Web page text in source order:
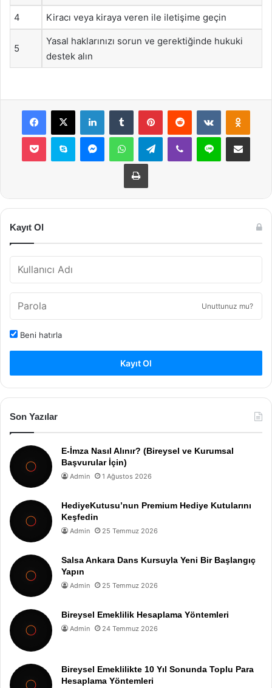
4 Kiracı veya kiraya veren ile iletişime geçin
5
Yasal haklarınızı sorun ve gerektiğinde hukuki
destek alın
Facebook
X LinkedInTumblr PinterestReddit VKontakte
Pocket Skype MessengerWhatsAppTelegramViber Line E-Posta ile
Yazdır
Kayıt Ol
Unuttunuz mu?
Beni hatırla
Kayıt Ol
Son Yazılar
E-İmza Nasıl Alınır? (Bireysel ve Kurumsal
Başvurular İçin)
Admin 1 Ağustos 2026
HediyeKutusu’nun Premium Hediye Kutularını
Keşfedin
Admin 25 Temmuz 2026
Salsa Ankara Dans Kursuyla Yeni Bir Başlangıç
Yapın
Admin 25 Temmuz 2026
Bireysel Emeklilik Hesaplama Yöntemleri
Admin 24 Temmuz 2026
Bireysel Emeklilikte 10 Yıl Sonunda Toplu Para
Hesaplama Yöntemleri